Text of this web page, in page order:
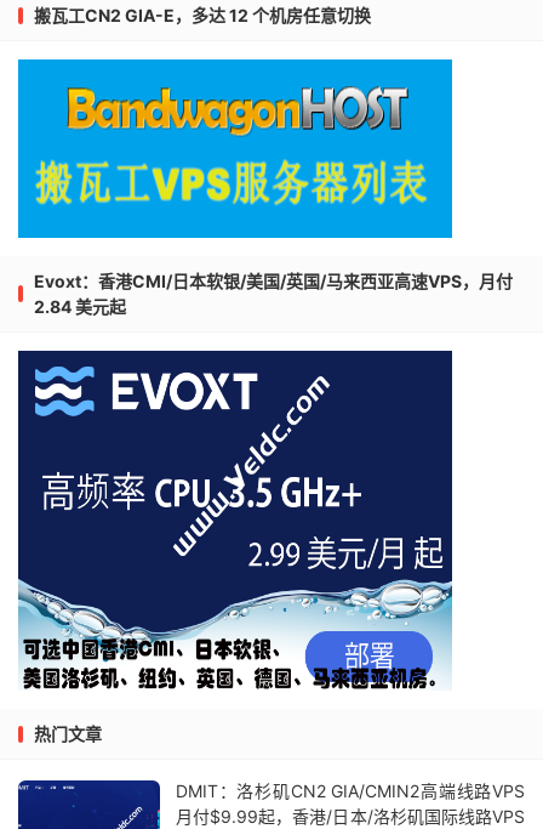
搬瓦工CN2 GIA-E，多达 12 个机房任意切换
Evoxt：香港CMI/日本软银/美国/英国/马来西亚高速VPS，月付
2.84 美元起
热门文章
DMIT：洛杉矶CN2 GIA/CMIN2高端线路VPS
月付$9.99起，香港/日本/洛杉矶国际线路VPS